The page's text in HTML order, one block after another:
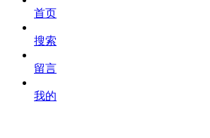
首页
搜索
留言
我的